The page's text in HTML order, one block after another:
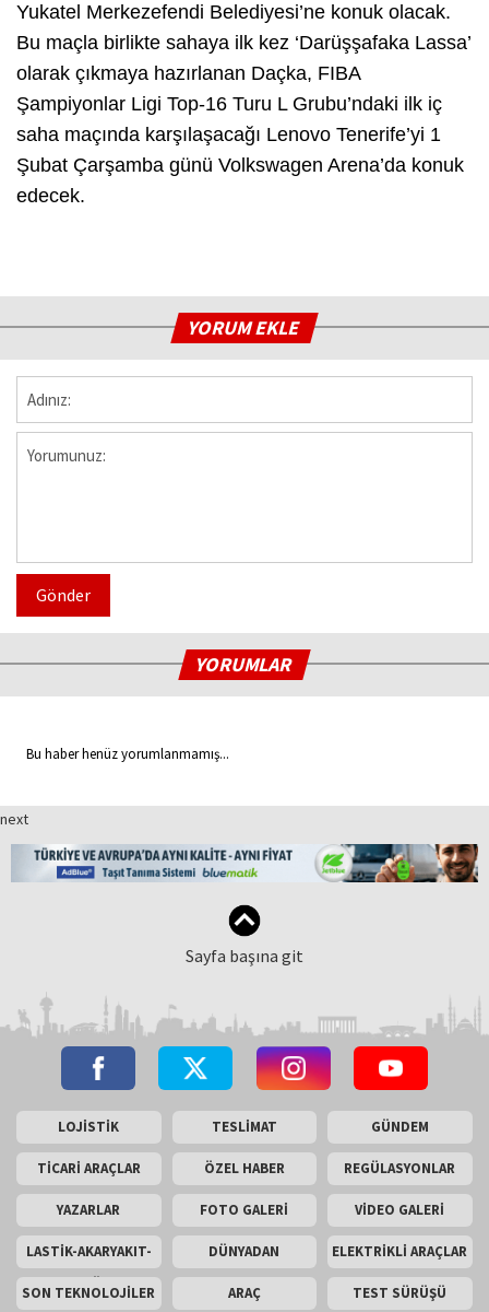
Yukatel Merkezefendi Belediyesi’ne konuk olacak.
Bu maçla birlikte sahaya ilk kez ‘Darüşşafaka Lassa’
olarak çıkmaya hazırlanan Daçka, FIBA
Şampiyonlar Ligi Top-16 Turu L Grubu’ndaki ilk iç
saha maçında karşılaşacağı Lenovo Tenerife’yi 1
Şubat Çarşamba günü Volkswagen Arena’da konuk
edecek.
YORUM EKLE
Gönder
YORUMLAR
Bu haber henüz yorumlanmamış...
next
Sayfa başına git
LOJİSTİK TESLİMAT GÜNDEM
TİCARİ ARAÇLAR ÖZEL HABER REGÜLASYONLAR
YAZARLAR FOTO GALERİ VİDEO GALERİ
LASTİK-AKARYAKIT-
AKÜ
DÜNYADAN ELEKTRİKLİ ARAÇLAR
SON TEKNOLOJİLER ARAÇ TEST SÜRÜŞÜ